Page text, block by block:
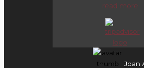
read more
Joan